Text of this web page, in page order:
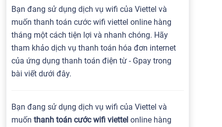
Bạn đang sử dụng dịch vụ wifi của Viettel và
muốn thanh toán cước wifi viettel online hàng
tháng một cách tiện lợi và nhanh chóng. Hãy
tham khảo dịch vụ thanh toán hóa đơn internet
của ứng dụng thanh toán điện từ - Gpay trong
bài viết dưới đây.
Bạn đang sử dụng dịch vụ wifi của Viettel và
muốn thanh toán cước wifi viettel online hàng